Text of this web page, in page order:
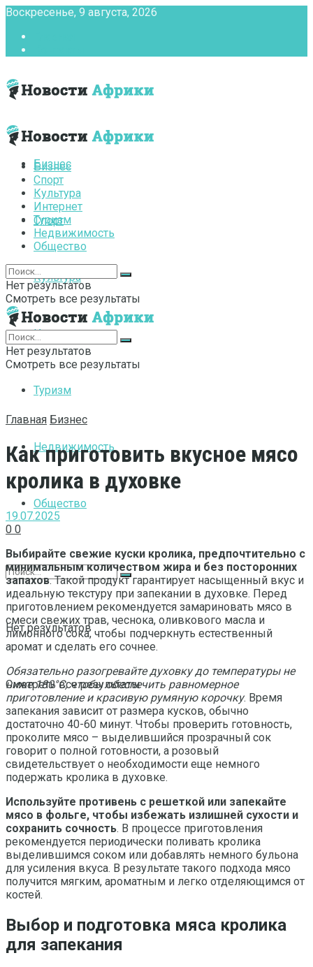
Воскресенье, 9 августа, 2026
Бизнес
Спорт
Культура
Интернет
Туризм
Недвижимость
Общество
Нет результатов
Смотреть все результаты
Бизнес
Спорт
Культура
Интернет
Туризм
Недвижимость
Общество
Нет результатов
Смотреть все результаты
Нет результатов
Смотреть все результаты
Главная Бизнес
Как приготовить вкусное мясо
кролика в духовке
19.07.2025
0 0
Выбирайте свежие куски кролика, предпочтительно с
минимальным количеством жира и без посторонних
запахов. Такой продукт гарантирует насыщенный вкус и
идеальную текстуру при запекании в духовке. Перед
приготовлением рекомендуется замариновать мясо в
смеси свежих трав, чеснока, оливкового масла и
лимонного сока, чтобы подчеркнуть естественный
аромат и сделать его сочнее.
Обязательно разогревайте духовку до температуры не
ниже 180°C, чтобы обеспечить равномерное
приготовление и красивую румяную корочку. Время
запекания зависит от размера кусков, обычно
достаточно 40-60 минут. Чтобы проверить готовность,
проколите мясо – выделившийся прозрачный сок
говорит о полной готовности, а розовый
свидетельствует о необходимости еще немного
подержать кролика в духовке.
Используйте противень с решеткой или запекайте
мясо в фольге, чтобы избежать излишней сухости и
сохранить сочность. В процессе приготовления
рекомендуется периодически поливать кролика
выделившимся соком или добавлять немного бульона
для усиления вкуса. В результате такого подхода мясо
получится мягким, ароматным и легко отделяющимся от
костей.
Выбор и подготовка мяса кролика
для запекания